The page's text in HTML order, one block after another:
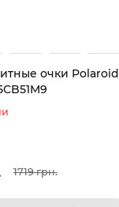
очки Polaroid
1719 грн.